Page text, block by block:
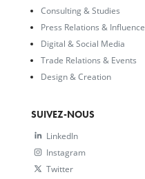
Consulting & Studies
Press Relations & Influence
Digital & Social Media
Trade Relations & Events
Design & Creation
SUIVEZ-NOUS
LinkedIn
Instagram
Twitter